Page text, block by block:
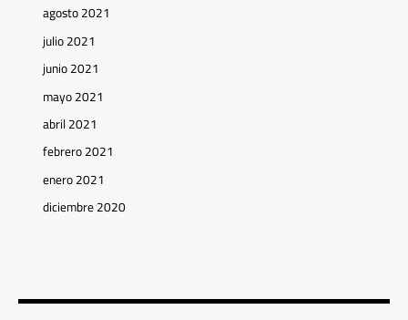
agosto 2021
julio 2021
junio 2021
mayo 2021
abril 2021
febrero 2021
enero 2021
diciembre 2020